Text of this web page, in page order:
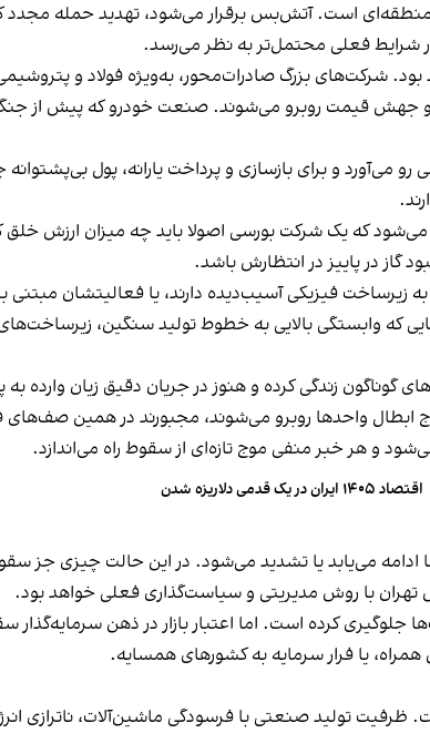
است. آتش‌بس برقرار می‌شود، تهدید حمله‌ مجدد
شرایط فعلی محتمل‌تر به نظر می‌رسد.
بود. شرکت‌های بزرگ صادرات‌محور، به‌ویژه فولاد و
و جهش قیمت روبرو می‌شوند. صنعت خودرو که پیش از جنگ
رو می‌آورد و برای بازسازی و پرداخت یارانه، پول
که یک شرکت بورسی اصولا باید چه میزان ارزش خلق
گاز در پاییز در انتظارش باشد.
زیرساخت فیزیکی آسیب‌دیده دارند، یا فعالیتشان
که وابستگی بالایی به خطوط تولید سنگین،
گوناگون زندگی کرده و هنوز در جریان دقیق زیان وارده
ابطال واحدها روبرو می‌شوند، مجبورند در همین
و هر خبر منفی موج تازه‌ای از سقوط راه می‌اندازد.
اقتصاد ۱۴۰۵ ایران در یک قدمی دلاریزه شدن
ادامه می‌یابد یا تشدید می‌شود. در این حالت چیزی جز
تهران با روش مدیریتی و سیاست‌گذاری فعلی خواهد بود.
کرده است. اما اعتبار بازار در ذهن سرمایه‌گذار
همراه، یا فرار سرمایه به کشورهای همسایه.
تولید صنعتی با فرسودگی ماشین‌آلات، ناترازی